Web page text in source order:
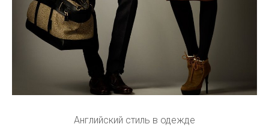
Английский стиль в одежде